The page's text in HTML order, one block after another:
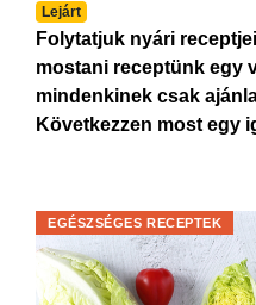
Lejárt
Folytatjuk nyári
mostani receptünk egy
mindenkinek csak
Következzen most egy
EGÉSZSÉGES RECEPTEK